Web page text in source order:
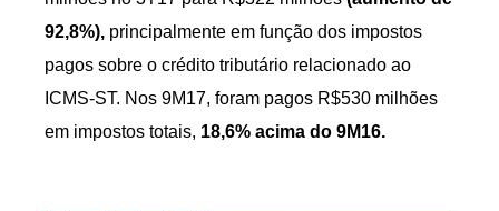
92,8%), principalmente em função dos impostos
pagos sobre o crédito tributário relacionado ao
ICMS-ST. Nos 9M17, foram pagos R$530 milhões
em impostos totais, 18,6% acima do 9M16.